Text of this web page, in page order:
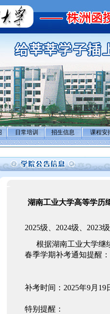
日常培训 招生信息 课程安
湖南工业大学高等学历
2025级、2024级、2023
根据湖南工业大学继
春季学期补考通知提醒：
补考时间：2025年9月19
特别提醒：